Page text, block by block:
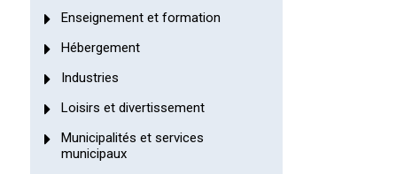
Enseignement et formation
Hébergement
Industries
Loisirs et divertissement
Municipalités et services
municipaux